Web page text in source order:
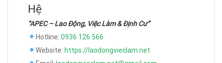
Hệ
“APEC – Lao Động, Việc Làm & Định Cư”
Hotline: 0936 126 566
Website: https://laodongvieclam.net